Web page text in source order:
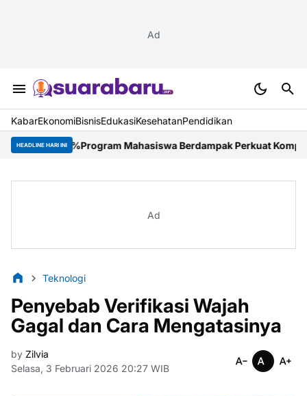
Ad
KabarEkonomiBisnisEdukasiKesehatanPendidikan
HEADLINE HARI INI
Program Mahasiswa Berdampak Perkuat Kompetensi
Ad
Teknologi
Penyebab Verifikasi Wajah
Gagal dan Cara Mengatasinya
by Zilvia
Selasa, 3 Februari 2026 20:27 WIB